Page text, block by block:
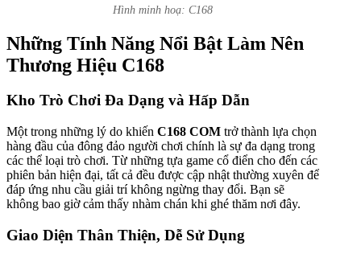
Hình minh hoạ: C168
Những Tính Năng Nổi Bật Làm Nên
Thương Hiệu C168
Kho Trò Chơi Đa Dạng và Hấp Dẫn
Một trong những lý do khiến C168 COM trở thành lựa chọn
hàng đầu của đông đảo người chơi chính là sự đa dạng trong
các thể loại trò chơi. Từ những tựa game cổ điển cho đến các
phiên bản hiện đại, tất cả đều được cập nhật thường xuyên để
đáp ứng nhu cầu giải trí không ngừng thay đổi. Bạn sẽ
không bao giờ cảm thấy nhàm chán khi ghé thăm nơi đây.
Giao Diện Thân Thiện, Dễ Sử Dụng